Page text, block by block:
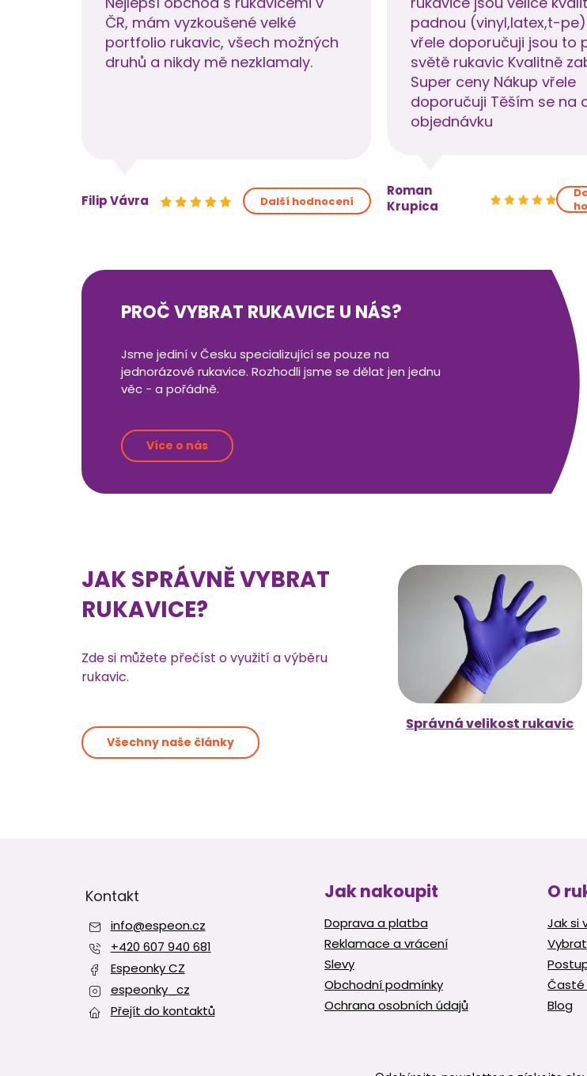
ČR, mám vyzkoušené velké
portfolio rukavic, všech možných
druhů a nikdy mě nezklamaly.
Filip Vávra Další hodnocení
padnou (vinyl,latex,t-pe)
vřele doporučuji jsou to
světě rukavic Kvalitně
Super ceny Nákup vřele
doporučuji Těším se na
objednávku
Roman
Krupica
PROČ VYBRAT RUKAVICE U NÁS?
Jsme jediní v Česku specializující se pouze na
jednorázové rukavice. Rozhodli jsme se dělat jen jednu
věc - a pořádně.
Více o nás
JAK SPRÁVNĚ VYBRAT
RUKAVICE?
Zde si můžete přečíst o využití a výběru
rukavic.
Všechny naše články
Správná velikost rukavic
Kontakt
info@espeon.cz
+420 607 940 681
Espeonky CZ
espeonky_cz
Přejít do kontaktů
Jak nakoupit
Doprava a platba
Reklamace a vrácení
Slevy
Obchodní podmínky
Ochrana osobních údajů
O
Jak si
Blog